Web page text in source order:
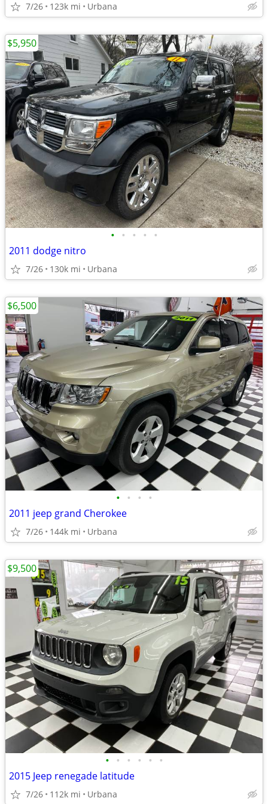
7/26 123k mi Urbana
• • • • •
2011 dodge nitro
7/26 130k mi Urbana
$5,950
• • • •
2011 jeep grand Cherokee
7/26 144k mi Urbana
$6,500
• • • • • •
2015 Jeep renegade latitude
7/26 112k mi Urbana
$9,500